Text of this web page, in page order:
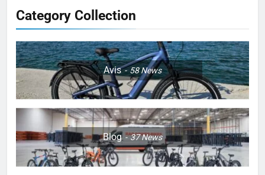
Category Collection
Avis 58News
Blog 37News